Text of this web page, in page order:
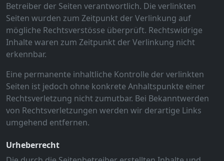
Betreiber der Seiten verantwortlich. Die verlinkten
Seiten wurden zum Zeitpunkt der Verlinkung auf
mögliche Rechtsverstösse überprüft. Rechtswidrige
Inhalte waren zum Zeitpunkt der Verlinkung nicht
erkennbar.
Eine permanente inhaltliche Kontrolle der verlinkten
Seiten ist jedoch ohne konkrete Anhaltspunkte einer
Rechtsverletzung nicht zumutbar. Bei Bekanntwerden
von Rechtsverletzungen werden wir derartige Links
umgehend entfernen.
Urheberrecht